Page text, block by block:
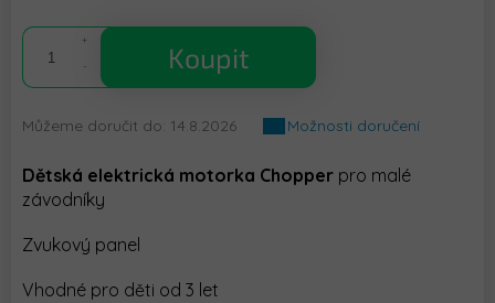
cena:
Koupit
Můžeme doručit do: 14.8.2026 Možnosti doručení
Dětská elektrická motorka Chopper pro malé
závodníky
Zvukový panel
Vhodné pro děti od 3 let